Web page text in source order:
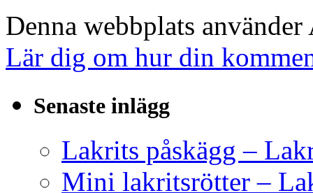
Denna webbplats
Lär dig om hur din
Senaste inlägg
Lakrits påskägg –
Mini lakritsrötter –